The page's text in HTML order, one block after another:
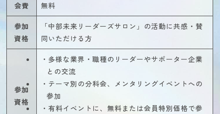
会費 無料
参加
資格
「中部未来リーダーズサロン」の活動に共感・賛
同いただける方
参加
資格
・多様な業界・職種のリーダーやサポーター企業
との交流
・テーマ別の分科会、メンタリングイベントへの
参加
・有料イベントに、無料または会員特別価格で参